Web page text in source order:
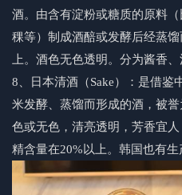
酒。由含有淀粉或糖质的原料
稞等）制成酒醅或发酵后经蒸
上。酒色无色透明。分为酱香、
8、日本清酒（Sake）：是借鉴
米发酵、蒸馏而形成的酒，被
色或无色，清亮透明，芳香宜
精含量在20%以上。韩国也有生